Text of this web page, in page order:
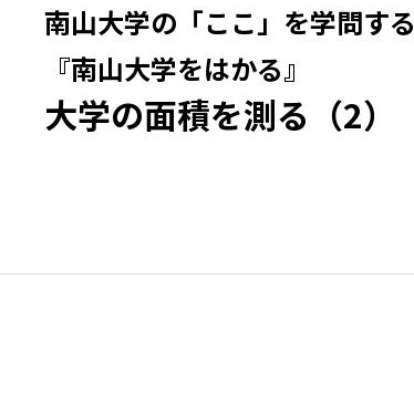
南山大学の「ここ」を学問する
『南山大学をはかる』
大学の面積を測る（2）